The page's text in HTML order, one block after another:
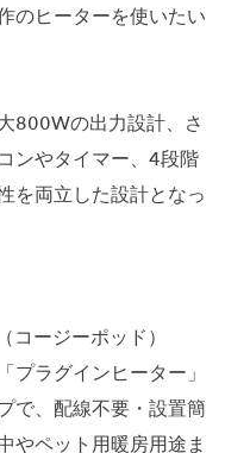
のヒーターを使いたい
800Wの出力設計、さ
ンやタイマー、4段階
を両立した設計となっ
コージーポッド）
プラグインヒーター」
で、配線不要・設置簡
やペット用暖房用途ま